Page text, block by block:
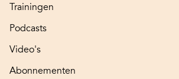
Trainingen
Podcasts
Video's
Abonnementen